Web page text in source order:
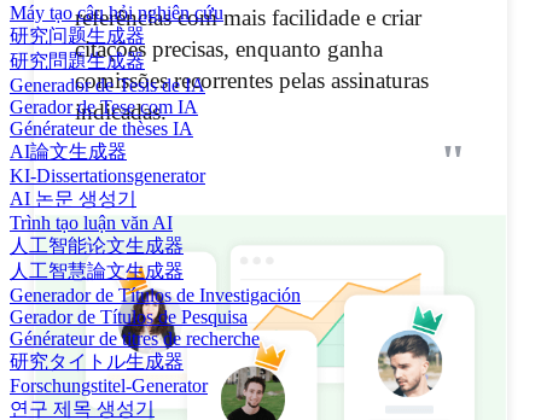
Máy tạo câu hỏi nghiên cứu
研究问题生成器
研究問題生成器
Generador de Tesis de IA
Gerador de Tese com IA
Générateur de thèses IA
AI論文生成器
KI-Dissertationsgenerator
AI 논문 생성기
Trình tạo luận văn AI
人工智能论文生成器
人工智慧論文生成器
Generador de Títulos de Investigación
Gerador de Títulos de Pesquisa
Générateur de titres de recherche
研究タイトル生成器
Forschungstitel-Generator
연구 제목 생성기
referências com mais facilidade e criar
citações precisas, enquanto ganha
comissões recorrentes pelas assinaturas
indicadas.
"